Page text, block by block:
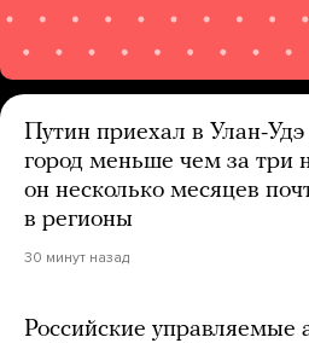
Путин приехал в Улан-
город меньше чем за три
он несколько месяцев
в регионы
30 минут назад
Российские управляемые